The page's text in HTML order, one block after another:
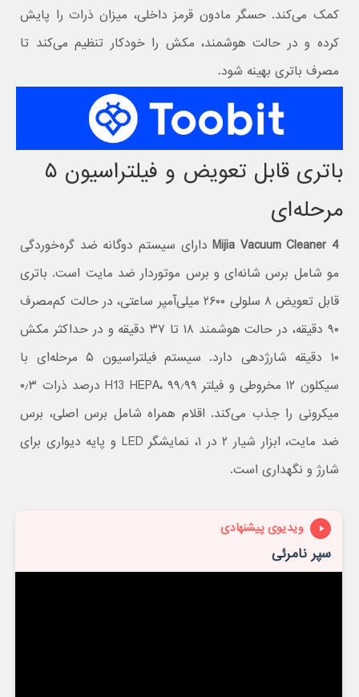
کمک می‌کند. حسگر مادون قرمز داخلی، میزان ذرات را پایش
کرده و در حالت هوشمند، مکش را خودکار تنظیم می‌کند تا
مصرف باتری بهینه شود.
باتری قابل تعویض و فیلتراسیون ۵
مرحله‌ای
Mijia Vacuum Cleaner 4دارای سیستم دوگانه ضد گره‌خوردگی
مو شامل برس شانه‌ای و برس موتوردار ضد مایت است. باتری
قابل تعویض ۸ سلولی ۲۶۰۰ میلی‌آمپر ساعتی، در حالت کم‌مصرف
۹۰ دقیقه، در حالت هوشمند ۱۸ تا ۳۷ دقیقه و در حداکثر مکش
۱۰ دقیقه شارژدهی دارد. سیستم فیلتراسیون ۵ مرحله‌ای با
سیکلون ۱۲ مخروطی و فیلتر H13 HEPA، ۹۹٫۹۹ درصد ذرات ۰٫۳
میکرونی را جذب می‌کند. اقلام همراه شامل برس اصلی، برس
ضد مایت، ابزار شیار ۲ در ۱، نمایشگر LED و پایه دیواری برای
شارژ و نگهداری است.
ویدیوی پیشنهادی
سپر نامرئی